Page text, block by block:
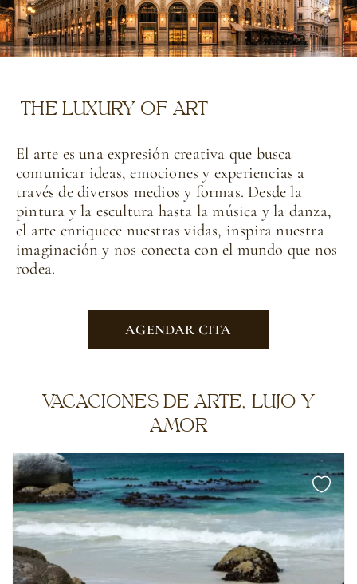
THE LUXURY OF ART
El arte es una expresión creativa que busca
comunicar ideas, emociones y experiencias a
través de diversos medios y formas. Desde la
pintura y la escultura hasta la música y la danza,
el arte enriquece nuestras vidas, inspira nuestra
imaginación y nos conecta con el mundo que nos
rodea.
AGENDAR CITA
VACACIONES DE ARTE, LUJO Y
AMOR